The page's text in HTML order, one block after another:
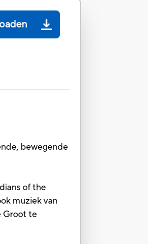
bewegende
of the
muziek van
Groot te